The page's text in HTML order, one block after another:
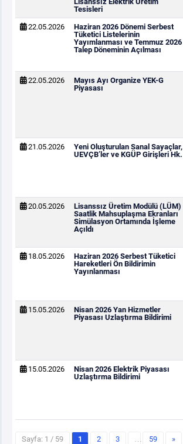
Tesisleri
22.05.2026
Haziran 2026 Dönemi Serbest
Tüketici Listelerinin
Yayımlanması ve Temmuz 2026
Talep Döneminin Açılması
22.05.2026
Mayıs Ayı Organize YEK-G
Piyasası
21.05.2026
Yeni Oluşturulan Sanal Sayaçlar,
UEVÇB’ler ve KGÜP Girişleri Hk.
20.05.2026
Lisanssız Üretim Modülü (LÜM)
Saatlik Mahsuplaşma Ekranları
Simülasyon Ortamında İşleme
Açıldı
18.05.2026
Haziran 2026 Serbest Tüketici
Hareketleri Ön Bildirimin
Yayınlanması
15.05.2026
Nisan 2026 Yan Hizmetler
Piyasası Uzlaştırma Bildirimi
15.05.2026
Nisan 2026 Elektrik Piyasası
Uzlaştırma Bildirimi
Sayfa: 1 / 59 1 2 3 … 59 »